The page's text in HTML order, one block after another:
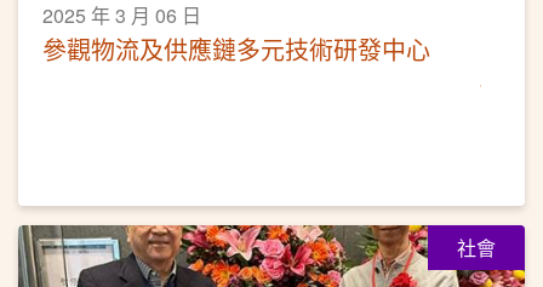
2025 年 3 月 06 日
參觀物流及供應鏈多元技術研發中心
社會